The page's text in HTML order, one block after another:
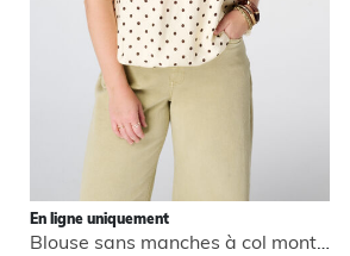
En ligne uniquement